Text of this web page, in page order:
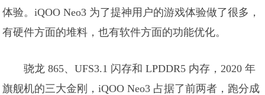
体验。iQOO Neo3 为了提神用户的游戏体验做了很多，
有硬件方面的堆料，也有软件方面的功能优化。
骁龙 865、UFS3.1 闪存和 LPDDR5 内存，2020 年
旗舰机的三大金刚，iQOO Neo3 占据了前两者，跑分成